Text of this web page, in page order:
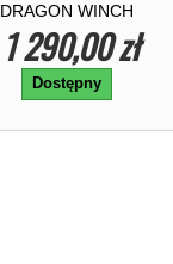
DRAGON WINCH
1 290,00 zł
Dostępny